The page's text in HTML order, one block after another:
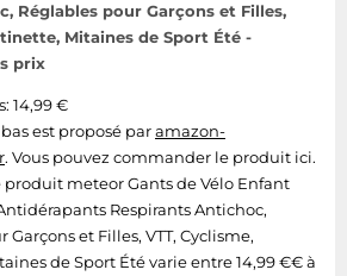
Réglables pour Garçons et Filles,
Mitaines de Sport Été -
prix
14,99 €
est proposé paramazon-
. Vous pouvez commander le produit ici.
produit meteor Gants de Vélo Enfant
Respirants Antichoc,
Garçons et Filles, VTT, Cyclisme,
de Sport Été varie entre 14,99 €€ à